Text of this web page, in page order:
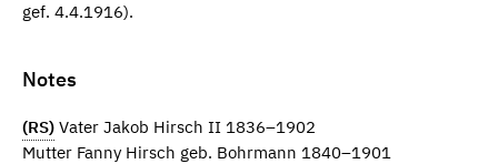
gef. 4.4.1916).
Notes
(RS) Vater Jakob Hirsch II 1836–1902
Mutter Fanny Hirsch geb. Bohrmann 1840–1901